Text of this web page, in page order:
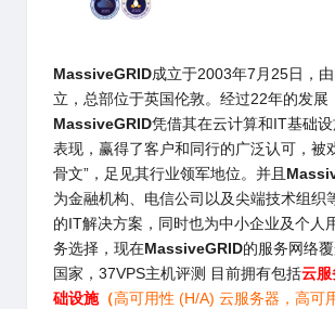
MassiveGRID成立于2003年7月25日，
立，总部位于英国伦敦。经过22年的发展
MassiveGRID凭借其在云计算和IT基础
表现，赢得了客户和同行的广泛认可，被
骨文”，足见其行业领军地位。并且
为金融机构、电信公司以及尖端技术组织
的IT解决方案，同时也为中小企业及个人
务选择，现在MassiveGRID的服务网络
国家，37VPS主机评测 目前拥有包括云服
础设施（高可用性 (H/A) 云服务器，高可